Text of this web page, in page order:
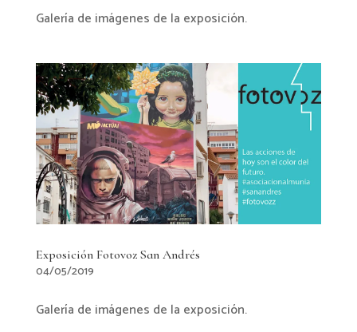
Galería de imágenes de la exposición.
Exposición Fotovoz San Andrés
04/05/2019
Galería de imágenes de la exposición.